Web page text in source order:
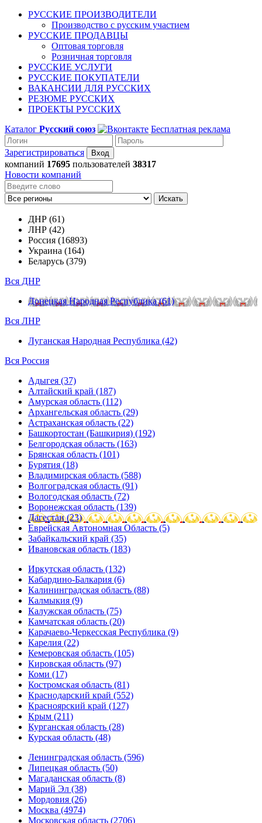
РУССКИЕ ПРОИЗВОДИТЕЛИ
Производство с русским участием
РУССКИЕ ПРОДАВЦЫ
Оптовая торговля
Розничная торговля
РУССКИЕ УСЛУГИ
РУССКИЕ ПОКУПАТЕЛИ
ВАКАНСИИ ДЛЯ РУССКИХ
РЕЗЮМЕ РУССКИХ
ПРОЕКТЫ РУССКИХ
Каталог Русский союз Бесплатная реклама
Зарегистрироваться
компаний 17695 пользователей 38317
Новости компаний
Искать
ДНР (61)
ЛНР (42)
Россия (16893)
Украина (164)
Беларусь (379)
Вся ДНР
Донецкая Народная Республика (61)
Вся ЛНР
Луганская Народная Республика (42)
Вся Россия
Адыгея (37)
Алтайский край (187)
Амурская область (112)
Архангельская область (29)
Астраханская область (22)
Башкортостан (Башкирия) (192)
Белгородская область (163)
Брянская область (101)
Бурятия (18)
Владимирская область (588)
Волгоградская область (91)
Вологодская область (72)
Воронежская область (139)
Дагестан (23)
Еврейская Автономная Область (5)
Забайкальский край (35)
Ивановская область (183)
Иркутская область (132)
Кабардино-Балкария (6)
Калининградская область (88)
Калмыкия (9)
Калужская область (75)
Камчатская область (20)
Карачаево-Черкесская Республика (9)
Карелия (22)
Кемеровская область (105)
Кировская область (97)
Коми (17)
Костромская область (81)
Краснодарский край (552)
Красноярский край (127)
Крым (211)
Курганская область (28)
Курская область (48)
Ленинградская область (596)
Липецкая область (50)
Магаданская область (8)
Марий Эл (38)
Мордовия (26)
Москва (4974)
Московская область (2706)